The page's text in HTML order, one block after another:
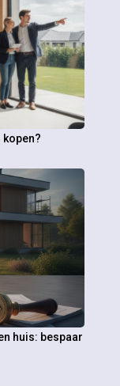
kopen?
huis: bespaar